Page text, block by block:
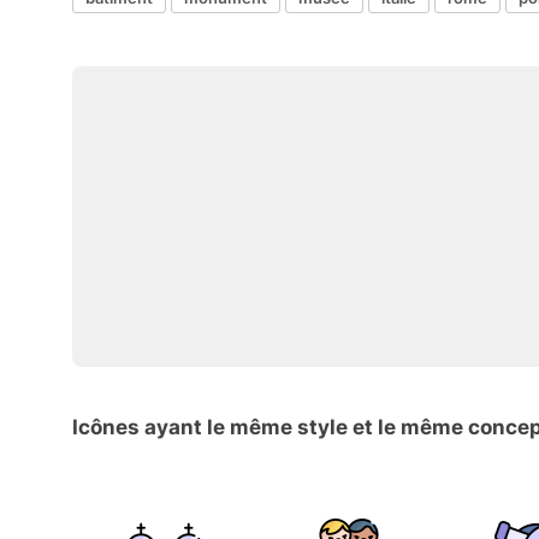
Icônes ayant le même style et le même